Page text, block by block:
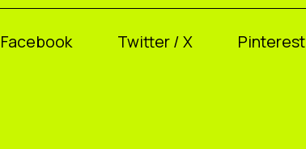
Facebook Twitter / X Pinterest